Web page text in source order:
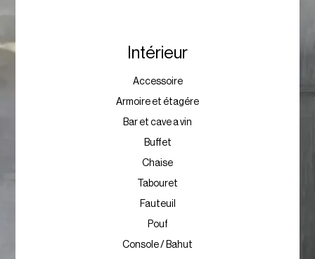
Intérieur
Accessoire
Armoire et étagére
Bar et cave a vin
Buffet
Chaise
Tabouret
Fauteuil
Pouf
Console / Bahut